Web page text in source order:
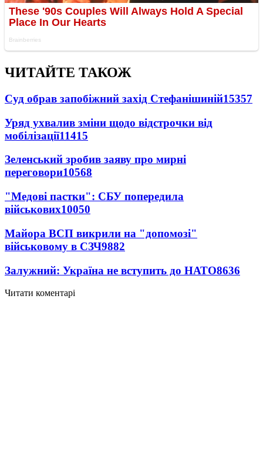
ЧИТАЙТЕ ТАКОЖ
Суд обрав запобіжний захід Стефанішиній15357
Уряд ухвалив зміни щодо відстрочки від
мобілізації11415
Зеленський зробив заяву про мирні
переговори10568
"Медові пастки": СБУ попередила
військових10050
Майора ВСП викрили на "допомозі"
військовому в СЗЧ9882
Залужний: Україна не вступить до НАТО8636
Читати коментарі